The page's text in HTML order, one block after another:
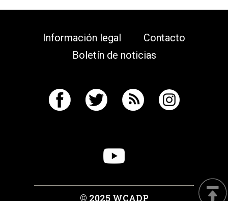
Información legal
Contacto
Boletín de noticias
© 2025 WCADP